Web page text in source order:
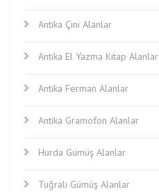
Antika Çini Alanlar
Antika El Yazma Kitap Alanlar
Antika Ferman Alanlar
Antika Gramofon Alanlar
Hurda Gümüş Alanlar
Tuğralı Gümüş Alanlar